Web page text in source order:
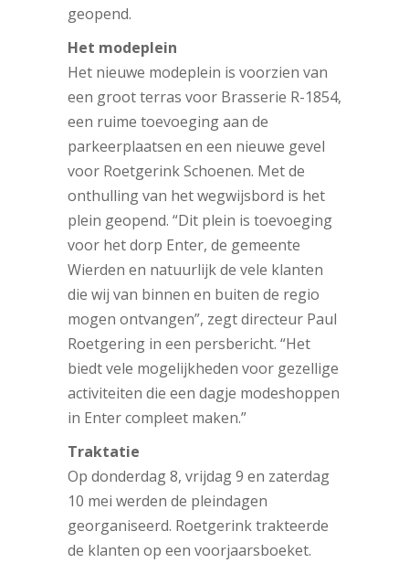
geopend.
Het modeplein
Het nieuwe modeplein is voorzien van
een groot terras voor Brasserie R-1854,
een ruime toevoeging aan de
parkeerplaatsen en een nieuwe gevel
voor Roetgerink Schoenen. Met de
onthulling van het wegwijsbord is het
plein geopend. “Dit plein is toevoeging
voor het dorp Enter, de gemeente
Wierden en natuurlijk de vele klanten
die wij van binnen en buiten de regio
mogen ontvangen”, zegt directeur Paul
Roetgering in een persbericht. “Het
biedt vele mogelijkheden voor gezellige
activiteiten die een dagje modeshoppen
in Enter compleet maken.”
Traktatie
Op donderdag 8, vrijdag 9 en zaterdag
10 mei werden de pleindagen
georganiseerd. Roetgerink trakteerde
de klanten op een voorjaarsboeket.